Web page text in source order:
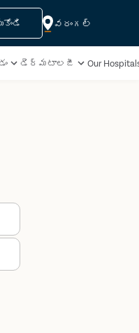
వరంగల్
డెర్మటాలజీ Our